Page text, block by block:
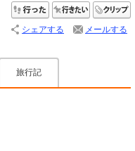
行った 行きたい
シェアする メールする
旅行記